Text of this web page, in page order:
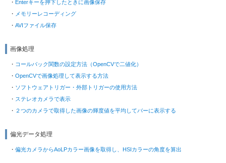
Enterキーを押下したときに画像保存
メモリーレコーディング
AVIファイル保存
画像処理
コールバック関数の設定方法（OpenCVで二値化）
OpenCVで画像処理して表示する方法
ソフトウェアトリガー・外部トリガーの使用方法
ステレオカメラで表示
２つのカメラで取得した画像の輝度値を平均してバーに表示する
偏光データ処理
偏光カメラからAoLPカラー画像を取得し、HSIカラーの角度を算出